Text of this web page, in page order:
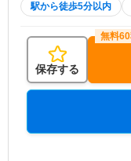
駅から徒歩5分以内
保存する